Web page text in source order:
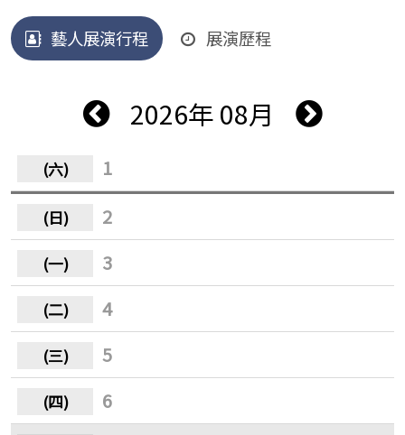
藝人展演行程 展演歷程
2026年 08月
1
2
3
4
5
6